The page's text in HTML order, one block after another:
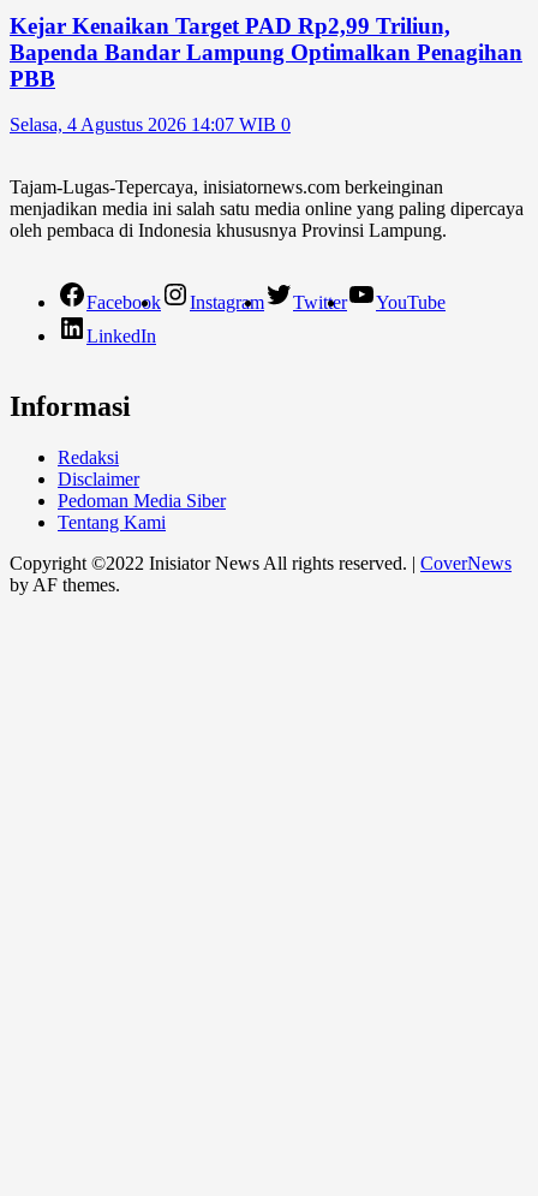
Kejar Kenaikan Target PAD Rp2,99 Triliun,
Bapenda Bandar Lampung Optimalkan Penagihan
PBB
Selasa, 4 Agustus 2026 14:07 WIB 0
Tajam-Lugas-Tepercaya, inisiatornews.com berkeinginan
menjadikan media ini salah satu media online yang paling dipercaya
oleh pembaca di Indonesia khususnya Provinsi Lampung.
Facebook Instagram Twitter
YouTube
LinkedIn
Informasi
Redaksi
Disclaimer
Pedoman Media Siber
Tentang Kami
Copyright ©2022 Inisiator News All rights reserved. | CoverNews
by AF themes.